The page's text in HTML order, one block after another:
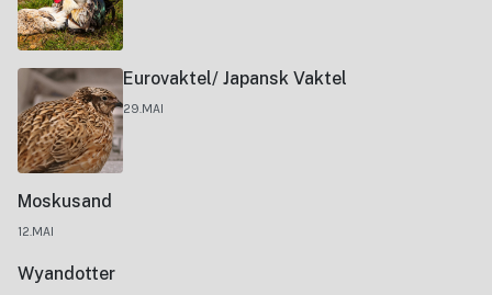
Eurovaktel/ Japansk Vaktel
29.MAI
Moskusand
12.MAI
Wyandotter